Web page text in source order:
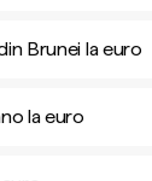
Brunei la euro
la euro